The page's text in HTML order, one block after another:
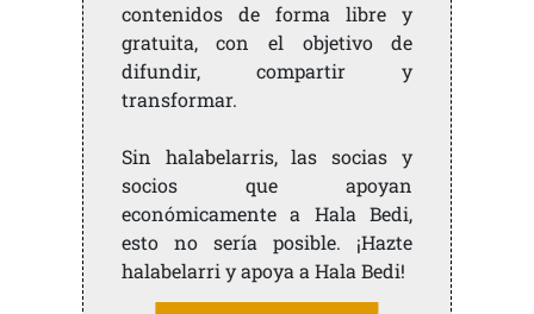
contenidos de forma libre y
gratuita, con el objetivo de
difundir, compartir y
transformar.
Sin halabelarris, las socias y
socios que apoyan
económicamente a Hala Bedi,
esto no sería posible. ¡Hazte
halabelarri y apoya a Hala Bedi!